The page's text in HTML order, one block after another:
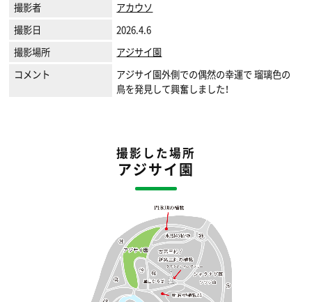
撮影者
アカウソ
撮影日
2026.4.6
撮影場所
アジサイ園
コメント
アジサイ園外側での偶然の幸運で 瑠璃色の
鳥を発見して興奮しました！
撮影した場所
アジサイ園